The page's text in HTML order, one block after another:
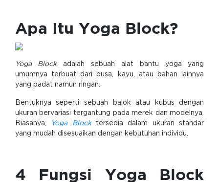
Apa Itu Yoga Block?
Yoga Blockadalah sebuah alat bantu yoga yang
umumnya terbuat dari busa, kayu, atau bahan lainnya
yang padat namun ringan.
Bentuknya seperti sebuah balok atau kubus dengan
ukuran bervariasi tergantung pada merek dan modelnya.
Biasanya,
Yoga Blocktersedia dalam ukuran standar
yang mudah disesuaikan dengan kebutuhan individu.
4 Fungsi Yoga Block